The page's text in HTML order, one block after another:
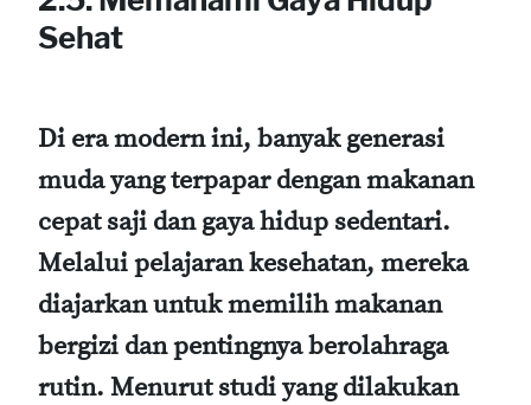
Sehat
Di era modern ini, banyak generasi
muda yang terpapar dengan makanan
cepat saji dan gaya hidup sedentari.
Melalui pelajaran kesehatan, mereka
diajarkan untuk memilih makanan
bergizi dan pentingnya berolahraga
rutin. Menurut studi yang dilakukan